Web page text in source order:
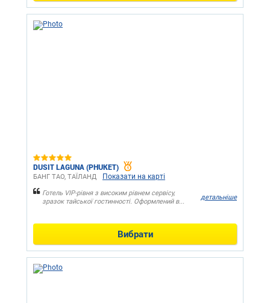
DUSIT LAGUNA (PHUKET)
БАНГ ТАО, ТАЇЛАНД Показати на карті
Готель VIP-рівня з високим рівнем сервісу,
зразок тайської гостинності. Оформлений в...
детальніше
Вибрати